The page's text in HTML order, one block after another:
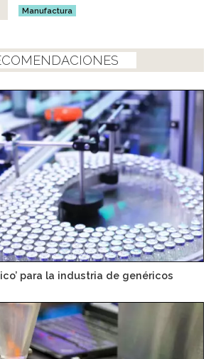
Manufactura
para la industria de genéricos